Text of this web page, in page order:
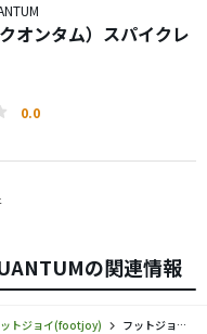
オンタム）スパイクレ
0.0
の関連情報
トジョイ(footjoy)
フットジョイ／FJ QUANTUM／シューズの口コミ評価